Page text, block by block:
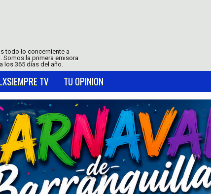
todo lo concerniente a
Somos la primera emisora
los 365 días del año.
TV TU OPINION